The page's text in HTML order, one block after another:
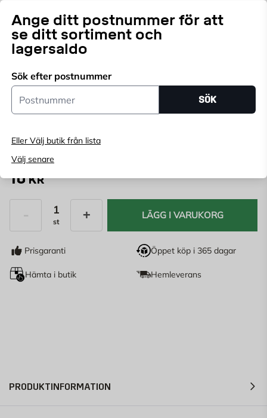
Ange ditt postnummer för att
se ditt sortiment och
lagersaldo
Sök efter postnummer
Postnummer
SÖK
Eller Välj butik från lista
Välj senare
Välj butik
Välj butik för att se lagerstatus
Angepostnummerför att se lagerstatus
5 mm 6 mm
10 KR
st
LÄGG I VARUKORG
Prisgaranti Öppet köp i 365 dagar
Hämta i butik Hemleverans
PRODUKTINFORMATION